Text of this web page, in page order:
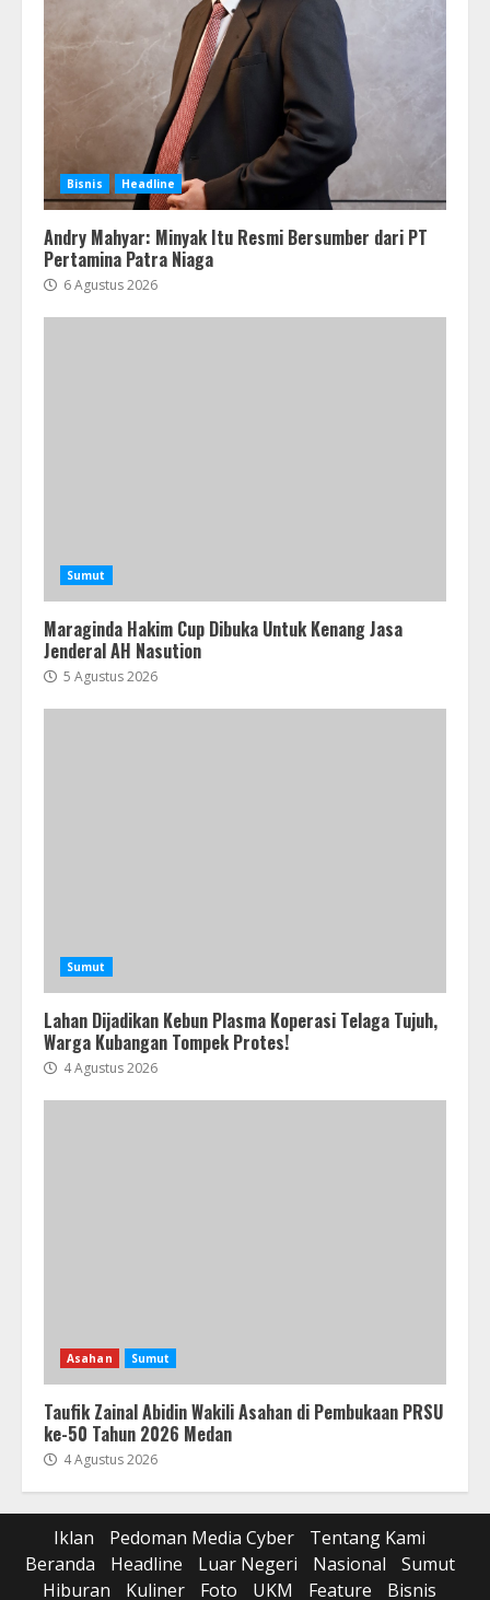
Bisnis Headline
Andry Mahyar: Minyak Itu Resmi Bersumber dari PT
Pertamina Patra Niaga
6 Agustus 2026
Sumut
Maraginda Hakim Cup Dibuka Untuk Kenang Jasa
Jenderal AH Nasution
5 Agustus 2026
Sumut
Lahan Dijadikan Kebun Plasma Koperasi Telaga Tujuh,
Warga Kubangan Tompek Protes!
4 Agustus 2026
Asahan Sumut
Taufik Zainal Abidin Wakili Asahan di Pembukaan PRSU
ke-50 Tahun 2026 Medan
4 Agustus 2026
Iklan Pedoman Media Cyber
Tentang Kami
Beranda
Headline Luar Negeri Nasional
Sumut
Hiburan
Kuliner Foto UKM Feature Bisnis